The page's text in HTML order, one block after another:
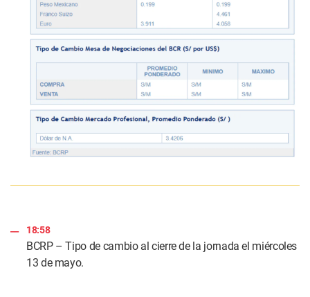
18:58
BCRP – Tipo de cambio al cierre de la jornada el miércoles
13 de mayo.